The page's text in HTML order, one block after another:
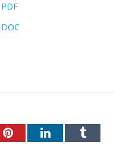
PinterestLinkedInTumblr